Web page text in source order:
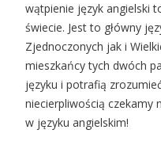
wątpienie język angielski
świecie. Jest to główny
Zjednoczonych jak i
mieszkańcy tych dwóch
języku i potrafią
niecierpliwością czekamy
w języku angielskim!